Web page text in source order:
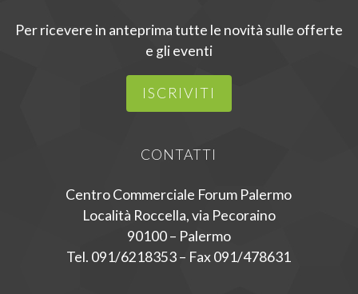
Per ricevere in anteprima tutte le novità sulle offerte
e gli eventi
ISCRIVITI
CONTATTI
Centro Commerciale Forum Palermo
Località Roccella, via Pecoraino
90100 – Palermo
Tel. 091/6218353 – Fax 091/478631